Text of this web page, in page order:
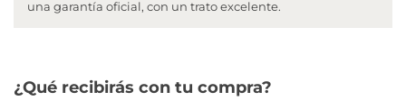
una garantía oficial, con un trato excelente.
¿Qué recibirás con tu compra?